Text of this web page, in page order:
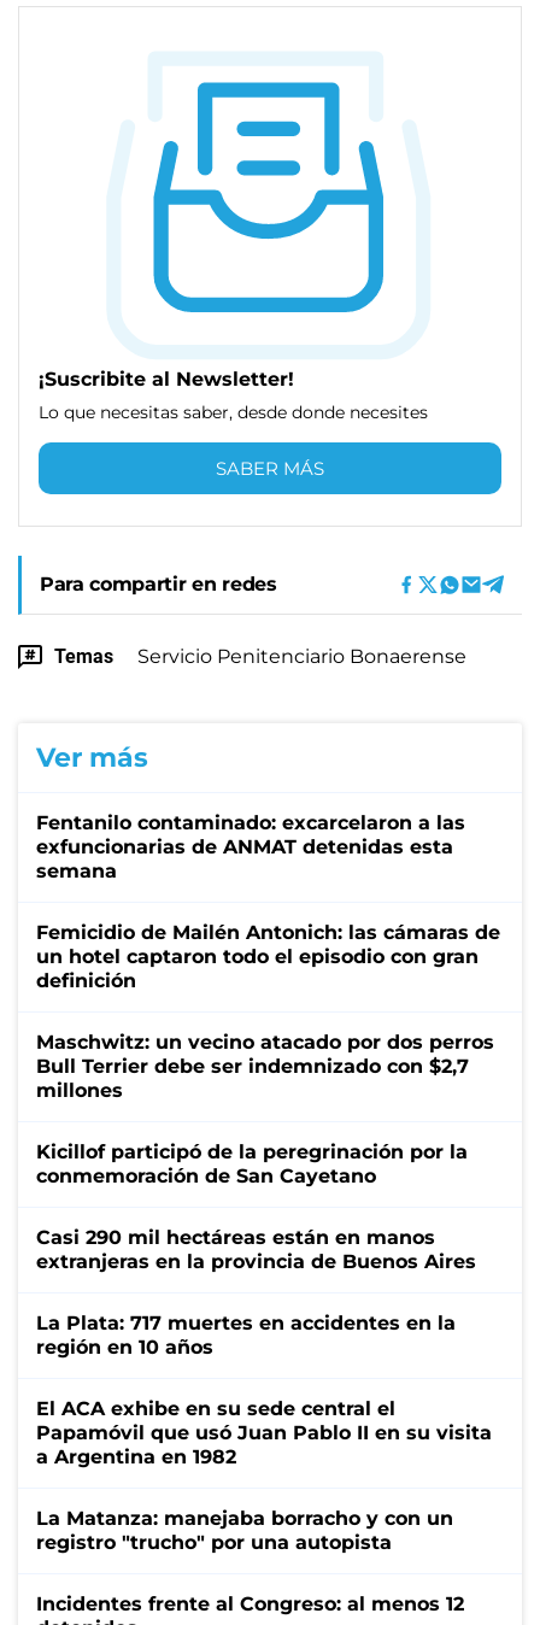
¡Suscribite al Newsletter!
Lo que necesitas saber, desde donde necesites
SABER MÁS
Para compartir en redes
Temas Servicio Penitenciario Bonaerense
Ver más
Fentanilo contaminado: excarcelaron a las
exfuncionarias de ANMAT detenidas esta
semana
Femicidio de Mailén Antonich: las cámaras de
un hotel captaron todo el episodio con gran
definición
Maschwitz: un vecino atacado por dos perros
Bull Terrier debe ser indemnizado con $2,7
millones
Kicillof participó de la peregrinación por la
conmemoración de San Cayetano
Casi 290 mil hectáreas están en manos
extranjeras en la provincia de Buenos Aires
La Plata: 717 muertes en accidentes en la
región en 10 años
El ACA exhibe en su sede central el
Papamóvil que usó Juan Pablo II en su visita
a Argentina en 1982
La Matanza: manejaba borracho y con un
registro "trucho" por una autopista
Incidentes frente al Congreso: al menos 12